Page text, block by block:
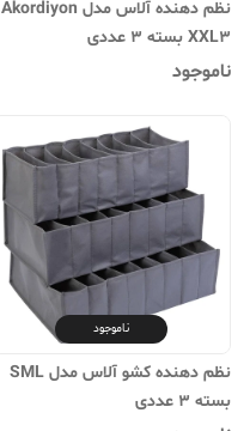
نظم دهنده آلاس مدل Akordiyon
XXL3 بسته 3 عددی
ناموجود
ناموجود
نظم دهنده کشو آلاس مدل SML
بسته 3 عددی